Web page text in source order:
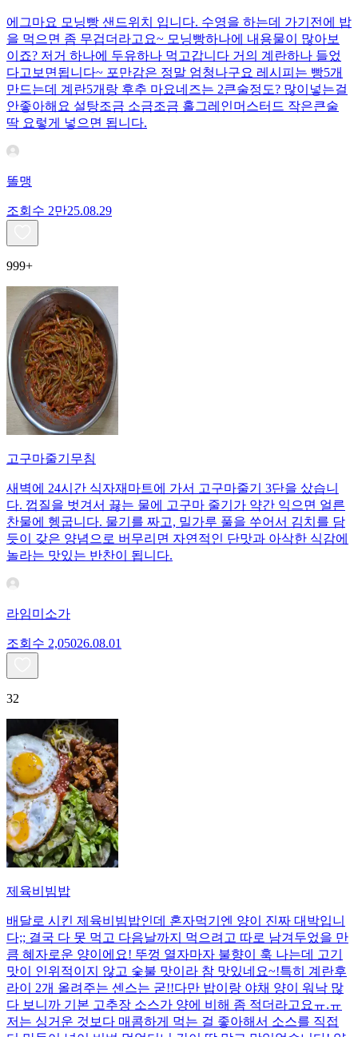
에그마요 모닝빵 샌드위치 입니다. 수영을 하는데 가기전에 밥
을 먹으면 좀 무겁더라고요~ 모닝빵하나에 내용물이 많아보
이죠? 저거 하나에 두유하나 먹고갑니다 거의 계란하나 들었
다고보면됩니다~ 포만감은 정말 엄청나구요 레시피는 빵5개
만드는데 계란5개랑 후추 마요네즈는 2큰술정도? 많이넣는걸
안좋아해요 설탕조금 소금조금 홀그레인머스터드 작은큰술
딱 요렇게 넣으면 됩니다.
똘맹
조회수 2만25.08.29
999+
고구마줄기무침
새벽에 24시간 식자재마트에 가서 고구마줄기 3단을 샀습니
다. 껍질을 벗겨서 끓는 물에 고구마 줄기가 약간 익으면 얼른
찬물에 헹굽니다. 물기를 짜고, 밀가루 풀을 쑤어서 김치를 담
듯이 갖은 양념으로 버무리면 자연적인 단맛과 아삭한 식감에
놀라는 맛있는 반찬이 됩니다.
라임미소가
조회수 2,05026.08.01
32
제육비빔밥
배달로 시킨 제육비빔밥인데 혼자먹기엔 양이 진짜 대박입니
다;; 결국 다 못 먹고 다음날까지 먹으려고 따로 남겨두었을 만
큼 혜자로운 양이에요! 뚜껑 열자마자 불향이 훅 나는데 고기
맛이 인위적이지 않고 숯불 맛이라 참 맛있네요~!특히 계란후
라이 2개 올려주는 센스는 굳!! ​다만 밥이랑 야채 양이 워낙 많
다 보니까 기본 고추장 소스가 양에 비해 좀 적더라고요ㅠ.ㅠ
저는 싱거운 것보다 매콤하게 먹는 걸 좋아해서 소스를 직접